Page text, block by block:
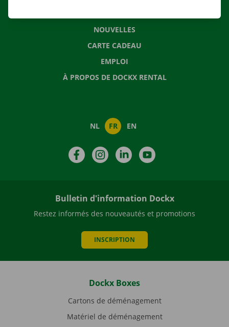
NOUVELLES
CARTE CADEAU
EMPLOI
À PROPOS DE DOCKX RENTAL
NL FR EN
FacebookInstagramLinkedIn
Bulletin d'information Dockx
Restez informés des nouveautés et promotions
INSCRIPTION
Dockx Boxes
Cartons de déménagement
Matériel de déménagement